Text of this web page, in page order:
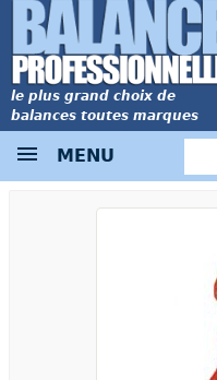
le plus grand choix de
balances toutes marques
MENU